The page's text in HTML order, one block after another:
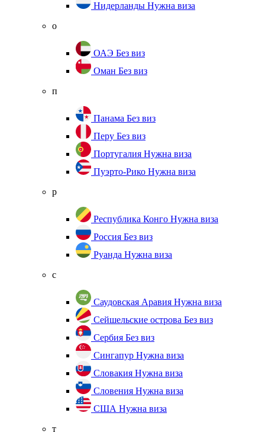
Нидерланды Нужна виза
о
ОАЭ Без виз
Оман Без виз
п
Панама Без виз
Перу Без виз
Португалия Нужна виза
Пуэрто-Рико Нужна виза
р
Республика Конго Нужна виза
Россия Без виз
Руанда Нужна виза
с
Саудовская Аравия Нужна виза
Сейшельские острова Без виз
Сербия Без виз
Сингапур Нужна виза
Словакия Нужна виза
Словения Нужна виза
США Нужна виза
т